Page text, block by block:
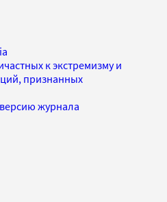
к экстремизму и
признанных
журнала